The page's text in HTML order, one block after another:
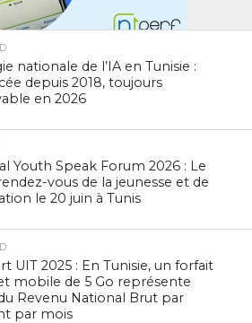
nationale de l’IA en Tunisie :
depuis 2018, toujours
en 2026
Youth Speak Forum 2026 : Le
vous de la jeunesse et de
le 20 juin à Tunis
UIT 2025 : En Tunisie, un forfait
mobile de 5 Go représente
du Revenu National Brut par
par mois